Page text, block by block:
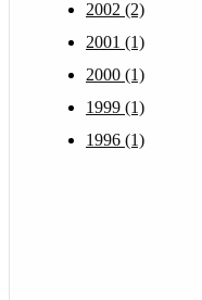
2002 (2)
2001 (1)
2000 (1)
1999 (1)
1996 (1)